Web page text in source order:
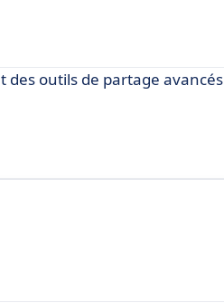
outils de partage avancés